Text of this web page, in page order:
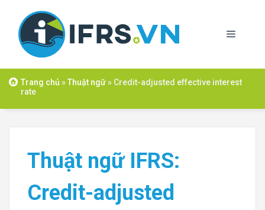
content
Menu
Trang chủ »Thuật ngữ» Credit-adjusted effective interest
rate
Thuật ngữ IFRS:
Credit-adjusted